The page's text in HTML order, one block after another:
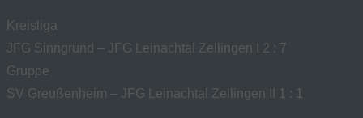
Kreisliga
JFG Sinngrund – JFG Leinachtal Zellingen I 2 : 7
Gruppe
SV Greußenheim – JFG Leinachtal Zellingen II 1 : 1